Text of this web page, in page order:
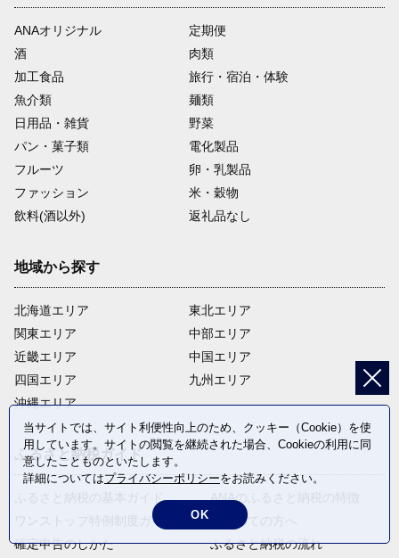
ANAオリジナル
定期便
酒
肉類
加工食品
旅行・宿泊・体験
魚介類
麺類
日用品・雑貨
野菜
パン・菓子類
電化製品
フルーツ
卵・乳製品
ファッション
米・穀物
飲料(酒以外)
返礼品なし
地域から探す
北海道エリア
関東エリア
近畿エリア
四国エリア
沖縄エリア
東北エリア
中部エリア
中国エリア
九州エリア
ふるさと納税ガイド
ふるさと納税の基本ガイド
ワンストップ特例制度ガイド
確定申告のしかた
ANAのふるさと納税の特徴
はじめての方へ
ふるさと納税の流れ
当サイトでは、サイト利便性向上のため、クッキー（Cookie）を使
用しています。サイトの閲覧を継続された場合、Cookieの利用に同
意したことものといたします。
詳細についてはプライバシーポリシーをお読みください。
OK